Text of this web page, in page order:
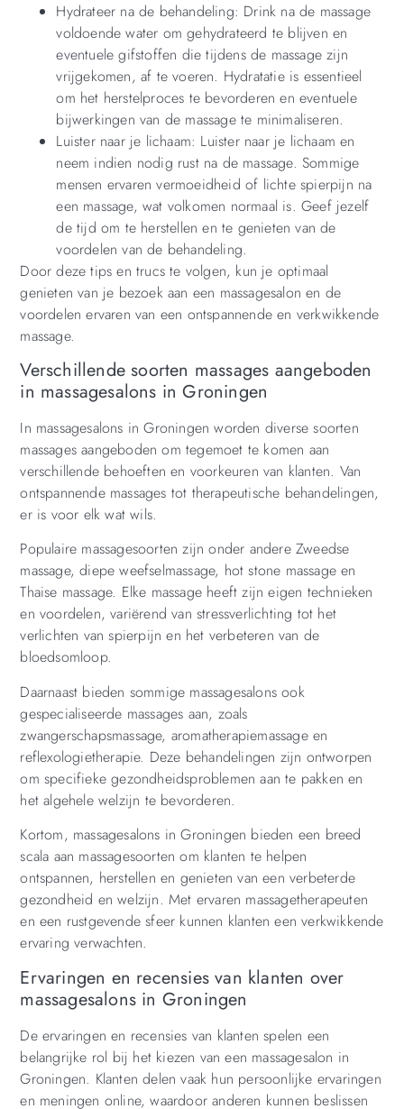
Hydrateer na de behandeling: Drink na de massage
voldoende water om gehydrateerd te blijven en
eventuele gifstoffen die tijdens de massage zijn
vrijgekomen, af te voeren. Hydratatie is essentieel
om het herstelproces te bevorderen en eventuele
bijwerkingen van de massage te minimaliseren.
Luister naar je lichaam: Luister naar je lichaam en
neem indien nodig rust na de massage. Sommige
mensen ervaren vermoeidheid of lichte spierpijn na
een massage, wat volkomen normaal is. Geef jezelf
de tijd om te herstellen en te genieten van de
voordelen van de behandeling.
Door deze tips en trucs te volgen, kun je optimaal
genieten van je bezoek aan een massagesalon en de
voordelen ervaren van een ontspannende en verkwikkende
massage.
Verschillende soorten massages aangeboden
in massagesalons in Groningen
In massagesalons in Groningen worden diverse soorten
massages aangeboden om tegemoet te komen aan
verschillende behoeften en voorkeuren van klanten. Van
ontspannende massages tot therapeutische behandelingen,
er is voor elk wat wils.
Populaire massagesoorten zijn onder andere Zweedse
massage, diepe weefselmassage, hot stone massage en
Thaise massage. Elke massage heeft zijn eigen technieken
en voordelen, variërend van stressverlichting tot het
verlichten van spierpijn en het verbeteren van de
bloedsomloop.
Daarnaast bieden sommige massagesalons ook
gespecialiseerde massages aan, zoals
zwangerschapsmassage, aromatherapiemassage en
reflexologietherapie. Deze behandelingen zijn ontworpen
om specifieke gezondheidsproblemen aan te pakken en
het algehele welzijn te bevorderen.
Kortom, massagesalons in Groningen bieden een breed
scala aan massagesoorten om klanten te helpen
ontspannen, herstellen en genieten van een verbeterde
gezondheid en welzijn. Met ervaren massagetherapeuten
en een rustgevende sfeer kunnen klanten een verkwikkende
ervaring verwachten.
Ervaringen en recensies van klanten over
massagesalons in Groningen
De ervaringen en recensies van klanten spelen een
belangrijke rol bij het kiezen van een massagesalon in
Groningen. Klanten delen vaak hun persoonlijke ervaringen
en meningen online, waardoor anderen kunnen beslissen